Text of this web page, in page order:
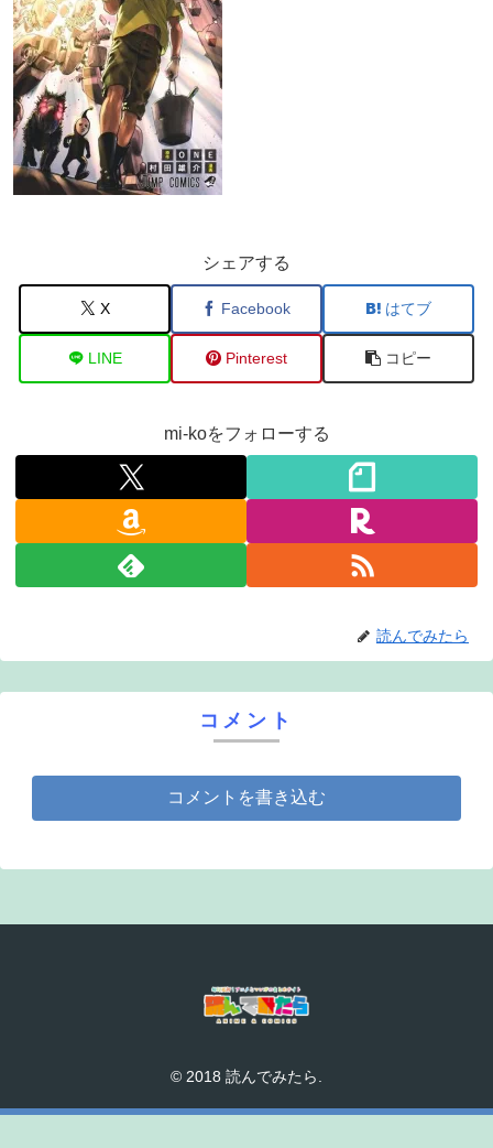
シェアする
X Facebook はてブ
LINE Pinterest コピー
mi-koをフォローする
読んでみたら
コメント
コメントを書き込む
© 2018 読んでみたら.